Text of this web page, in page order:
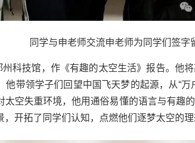
同学与申老师交流申老师为同学们签字
科技馆，作《有趣的太空生活》报告。他
带领学子们回望中国飞天梦的起源，从“万
太空失重环境，他用通俗易懂的语言与有趣
开拓了同学们认知，点燃他们逐梦太空的理